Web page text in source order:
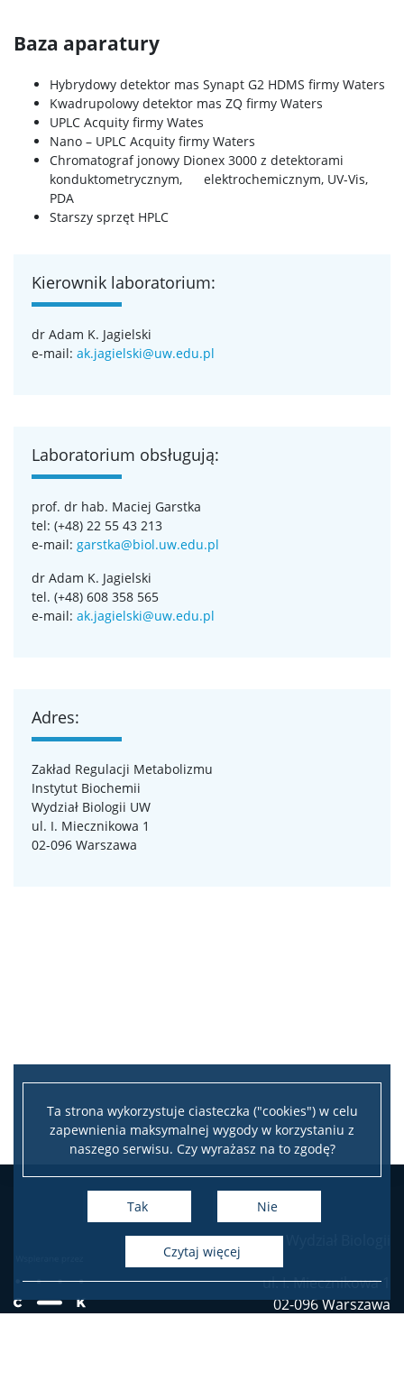
Ta strona wykorzystuje ciasteczka ("cookies") w celu
zapewnienia maksymalnej wygody w korzystaniu z
naszego serwisu. Czy wyrażasz na to zgodę?
Tak Nie
czytaj więcej
Baza aparatury
Hybrydowy detektor mas Synapt G2 HDMS firmy Waters
Kwadrupolowy detektor mas ZQ firmy Waters
UPLC Acquity firmy Wates
Nano – UPLC Acquity firmy Waters
Chromatograf jonowy Dionex 3000 z detektorami
konduktometrycznym, elektrochemicznym, UV-Vis,
PDA
Starszy sprzęt HPLC
Kierownik laboratorium:
dr Adam K. Jagielski
e-mail: ak.jagielski@uw.edu.pl
Laboratorium obsługują:
prof. dr hab. Maciej Garstka
tel: (+48) 22 55 43 213
e-mail: garstka@biol.uw.edu.pl
dr Adam K. Jagielski
tel. (+48) 608 358 565
e-mail: ak.jagielski@uw.edu.pl
Adres:
Zakład Regulacji Metabolizmu
Instytut Biochemii
Wydział Biologii UW
ul. I. Miecznikowa 1
02-096 Warszawa
ul. I. Miecznikowa 1
02-096 Warszawa